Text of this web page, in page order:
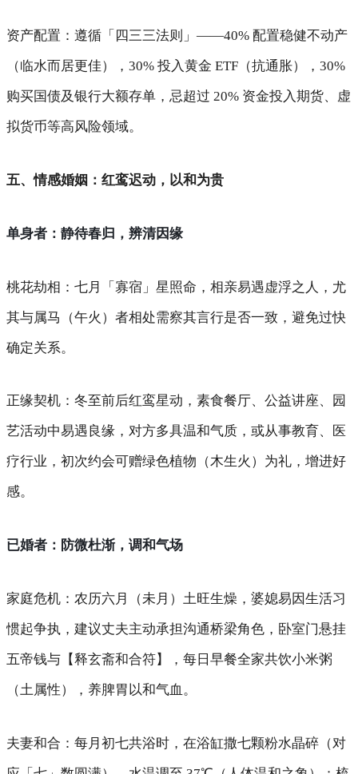
资产配置 ：遵循「四三三法则」——40% 配置稳健不动产
（临水而居更佳），30% 投入黄金 ETF（抗通胀），30%
购买国债及银行大额存单，忌超过 20% 资金投入期货、虚
拟货币等高风险领域。
五、情感婚姻：红鸾迟动，以和为贵
单身者：静待春归，辨清因缘
桃花劫相 ：七月「寡宿」星照命，相亲易遇虚浮之人，尤
其与属马（午火）者相处需察其言行是否一致，避免过快
确定关系。
正缘契机 ：冬至前后红鸾星动，素食餐厅、公益讲座、园
艺活动中易遇良缘，对方多具温和气质，或从事教育、医
疗行业，初次约会可赠绿色植物（木生火）为礼，增进好
感。
已婚者：防微杜渐，调和气场
家庭危机 ：农历六月（未月）土旺生燥，婆媳易因生活习
惯起争执，建议丈夫主动承担沟通桥梁角色，卧室门悬挂
五帝钱与【释玄斋和合符】，每日早餐全家共饮小米粥
（土属性），养脾胃以和气血。
夫妻和合 ：每月初七共浴时，在浴缸撒七颗粉水晶碎（对